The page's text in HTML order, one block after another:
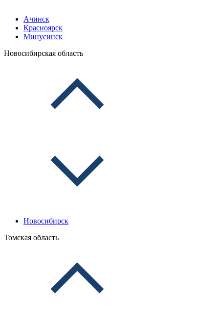
Ачинск
Красноярск
Минусинск
Новосибирская область
Новосибирск
Томская область